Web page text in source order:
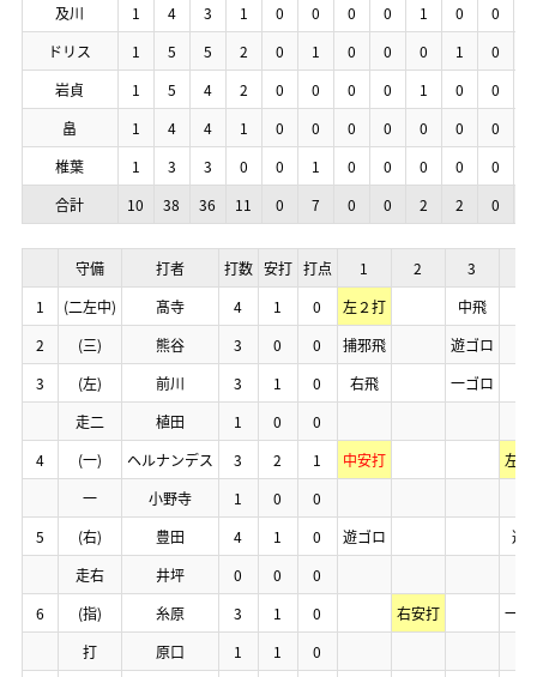
及川
1 4 3 1 0 0 0 0 1 0 0
ドリス
1 5 5 2 0 1 0 0 0 1 0
岩貞
1 5 4 2 0 0 0 0 1 0 0
畠
1 4 4 1 0 0 0 0 0 0 0
椎葉
1 3 3 0 0 1 0 0 0 0 0
合計
10 38 36 11 0 7 0 0 2 2 0
及川
1 4 3 1 0 0 0 0 1 0 0
ドリス
1 5 5 2 0 1 0 0 0 1 0
岩貞
1 5 4 2 0 0 0 0 1 0 0
畠
1 4 4 1 0 0 0 0 0 0 0
椎葉
1 3 3 0 0 1 0 0 0 0 0
合計
10 38 36 11 0 7 0 0 2 2 0
及川
1 4 3 1 0 0 0 0 1 0 0
ドリス
1 5 5 2 0 1 0 0 0 1 0
岩貞
1 5 4 2 0 0 0 0 1 0 0
畠
1 4 4 1 0 0 0 0 0 0 0
椎葉
1 3 3 0 0 1 0 0 0 0 0
合計
10 38 36 11 0 7 0 0 2 2 0
及川
1 4 3 1 0 0 0 0 1 0 0
ドリス
1 5 5 2 0 1 0 0 0 1 0
岩貞
1 5 4 2 0 0 0 0 1 0 0
畠
1 4 4 1 0 0 0 0 0 0 0
椎葉
1 3 3 0 0 1 0 0 0 0 0
合計
10 38 36 11 0 7 0 0 2 2 0
守備 打者 打数 安打 打点 1 2 3
1
(二左中) 髙寺 4 1 0 左２打
中飛
2
(三) 熊谷 3 0 0 捕邪飛
遊ゴロ
3
(左) 前川 3 1 0 右飛
一ゴロ
走二
植田 1 0
0
4
(一) ヘルナンデス 3 2 1 中安打
左安
一
小野寺 1 0
0
5
(右) 豊田 4 1 0 遊ゴロ
遊
走右
井坪 0 0
0
6
(指) 糸原 3 1 0 右安打
一ゴ
打
原口 1 1
0
守備 打者 打数 安打 打点 1 2 3
1
(二左中) 髙寺 4 1 0 左２打
中飛
2
(三) 熊谷 3 0 0 捕邪飛
遊ゴロ
3
(左) 前川 3 1 0 右飛
一ゴロ
走二
植田 1 0
0
4
(一) ヘルナンデス 3 2 1 中安打
左安
一
小野寺 1 0
0
5
(右) 豊田 4 1 0 遊ゴロ
遊
走右
井坪 0 0
0
6
(指) 糸原 3 1 0 右安打
一ゴ
打
原口 1 1
0
守備 打者 打数 安打 打点 1 2 3
1
(二左中) 髙寺 4 1 0 左２打
中飛
2
(三) 熊谷 3 0 0 捕邪飛
遊ゴロ
3
(左) 前川 3 1 0 右飛
一ゴロ
走二
植田 1 0
0
4
(一) ヘルナンデス 3 2 1 中安打
左安
一
小野寺 1 0
0
5
(右) 豊田 4 1 0 遊ゴロ
遊
走右
井坪 0 0
0
6
(指) 糸原 3 1 0 右安打
一ゴ
打
原口 1 1
0
守備 打者 打数 安打 打点 1 2 3
1
(二左中) 髙寺 4 1 0 左２打
中飛
2
(三) 熊谷 3 0 0 捕邪飛
遊ゴロ
3
(左) 前川 3 1 0 右飛
一ゴロ
走二
植田 1 0
0
4
(一) ヘルナンデス 3 2 1 中安打
左安
一
小野寺 1 0
0
5
(右) 豊田 4 1 0 遊ゴロ
遊
走右
井坪 0 0
0
6
(指) 糸原 3 1 0 右安打
一ゴ
打
原口 1 1
0